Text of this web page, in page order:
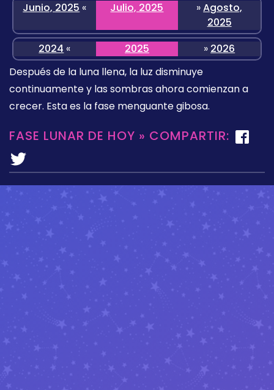
Junio, 2025 « Julio, 2025 »Agosto,
2025
2024 « 2025 » 2026
Después de la luna llena, la luz disminuye
continuamente y las sombras ahora comienzan a
crecer. Esta es la fase menguante gibosa.
FASE LUNAR DE HOY » COMPARTIR: